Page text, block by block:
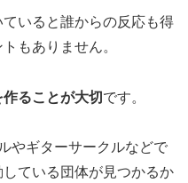
いると誰からの反応も得
もありません。
ることが大切 です。
やギターサークルなどで
ている団体が見つかるか